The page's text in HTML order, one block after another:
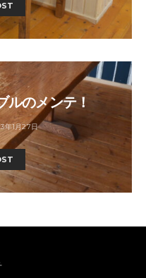
ルのメンテ！
年1月27日